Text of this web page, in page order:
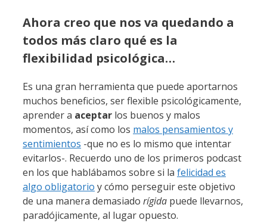
Ahora creo que nos va quedando a
todos más claro qué es la
flexibilidad psicológica…
Es una gran herramienta que puede aportarnos
muchos beneficios, ser flexible psicológicamente,
aprender a aceptar los buenos y malos
momentos, así como los malos pensamientos y
sentimientos -que no es lo mismo que intentar
evitarlos-. Recuerdo uno de los primeros podcast
en los que hablábamos sobre si la felicidad es
algo obligatorio y cómo perseguir este objetivo
de una manera demasiado rígida puede llevarnos,
paradójicamente, al lugar opuesto.